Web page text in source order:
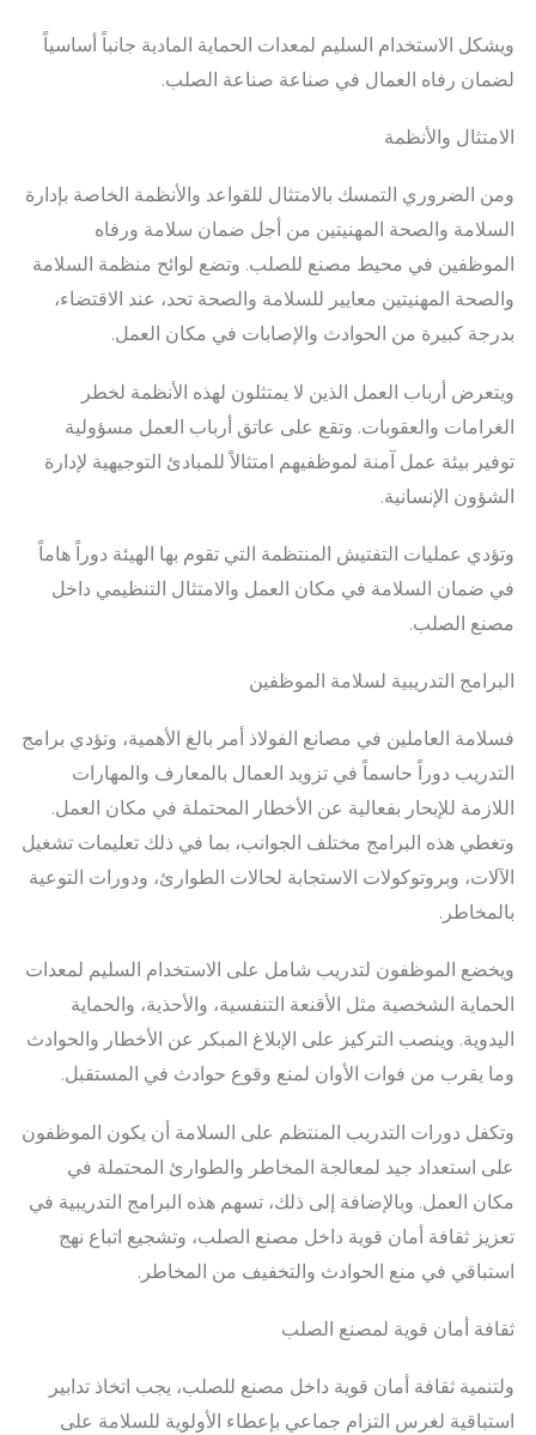
ويشكل الاستخدام السليم لمعدات الحماية المادية جانباً أساسياً
لضمان رفاه العمال في صناعة صناعة الصلب.
الامتثال والأنظمة
ومن الضروري التمسك بالامتثال للقواعد والأنظمة الخاصة بإدارة
السلامة والصحة المهنيتين من أجل ضمان سلامة ورفاه
الموظفين في محيط مصنع للصلب. وتضع لوائح منظمة السلامة
والصحة المهنيتين معايير للسلامة والصحة تحد، عند الاقتضاء،
بدرجة كبيرة من الحوادث والإصابات في مكان العمل.
ويتعرض أرباب العمل الذين لا يمتثلون لهذه الأنظمة لخطر
الغرامات والعقوبات. وتقع على عاتق أرباب العمل مسؤولية
توفير بيئة عمل آمنة لموظفيهم امتثالاً للمبادئ التوجيهية لإدارة
الشؤون الإنسانية.
وتؤدي عمليات التفتيش المنتظمة التي تقوم بها الهيئة دوراً هاماً
في ضمان السلامة في مكان العمل والامتثال التنظيمي داخل
مصنع الصلب.
البرامج التدريبية لسلامة الموظفين
فسلامة العاملين في مصانع الفولاذ أمر بالغ الأهمية، وتؤدي برامج
التدريب دوراً حاسماً في تزويد العمال بالمعارف والمهارات
اللازمة للإبحار بفعالية عن الأخطار المحتملة في مكان العمل.
وتغطي هذه البرامج مختلف الجوانب، بما في ذلك تعليمات تشغيل
الآلات، وبروتوكولات الاستجابة لحالات الطوارئ، ودورات التوعية
بالمخاطر.
ويخضع الموظفون لتدريب شامل على الاستخدام السليم لمعدات
الحماية الشخصية مثل الأقنعة التنفسية، والأحذية، والحماية
اليدوية. وينصب التركيز على الإبلاغ المبكر عن الأخطار والحوادث
وما يقرب من فوات الأوان لمنع وقوع حوادث في المستقبل.
وتكفل دورات التدريب المنتظم على السلامة أن يكون الموظفون
على استعداد جيد لمعالجة المخاطر والطوارئ المحتملة في
مكان العمل. وبالإضافة إلى ذلك، تسهم هذه البرامج التدريبية في
تعزيز ثقافة أمان قوية داخل مصنع الصلب، وتشجيع اتباع نهج
استباقي في منع الحوادث والتخفيف من المخاطر.
ثقافة أمان قوية لمصنع الصلب
ولتنمية ثقافة أمان قوية داخل مصنع للصلب، يجب اتخاذ تدابير
استباقية لغرس التزام جماعي بإعطاء الأولوية للسلامة على